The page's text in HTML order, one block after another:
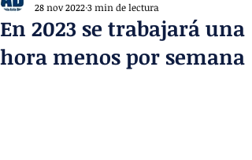
En 2023 se trabajará una
hora menos por semana
28 nov 20223 min de lectura